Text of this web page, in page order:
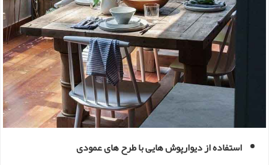
استفاده از دیوارپوش هایی با طرح های عمودی